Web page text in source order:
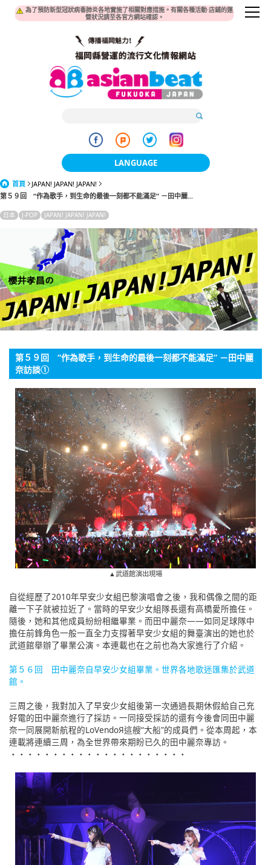
為了預防新型冠狀病毒肺炎各地實施了相關對應措施。有關各種活動·店鋪的運
營狀況請至各官方網站確認。
LANGUAGE
簡体中文
繁體中文
English
ภาษาไทย
tiéng Viêt
Bahasa Indonesia
首頁
JAPAN! JAPAN! JAPAN!
第５９回 “作為歌手，到生命的最後一刻都不能滿足” －田中麗...
日本 J-POP JAPAN! JAPAN! JAPAN!
第５９回 “作為歌手，到生命的最後一刻都不能滿足” －田中麗
奈訪談①
▲武道館演出現場
自從經歷了2010年早安少女組巴黎演唱會之後，我和偶像之間的距
離一下子就被拉近了。當時的早安少女組隊長還有高橋愛所擔任。
隨後，她和其他成員紛紛相繼畢業。而田中麗奈——如同足球隊中
擔任前鋒角色一般一直全力支撐著早安少女組的舞臺演出的她也於
武道館舉辦了畢業公演。本連載也在之前也為大家進行了介紹。
第５６回 田中麗奈自早安少女組畢業。世界各地歌迷匯集於武道
館。
三周之後，我對加入了早安少女組後第一次通過長期休假給自己充
好電的田中麗奈進行了採訪。一同接受採訪的還有今後會同田中麗
奈一同展開新航程的LoVendoЯ這艘“大船”的成員們。從本周起，本
連載將連續三周，為全世界帶來期盼已久的田中麗奈專訪。
・・・・・・・・・・・・・・・・・・・・・